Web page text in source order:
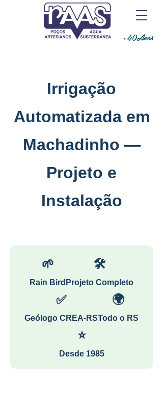
+40Anos
Irrigação
Automatizada em
Machadinho —
Projeto e
Instalação
🌱
Rain Bird
🛠
Projeto Completo
✅
Geólogo CREA-RS
🌍
Todo o RS
⭐
Desde 1985